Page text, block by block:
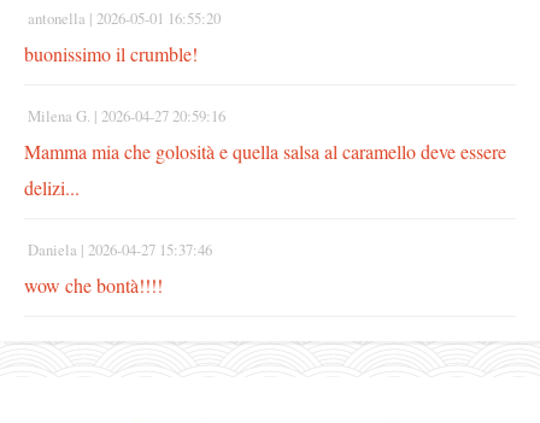
antonella | 2026-05-01 16:55:20
buonissimo il crumble!
Milena G. | 2026-04-27 20:59:16
Mamma mia che golosità e quella salsa al caramello deve essere
delizi...
Daniela | 2026-04-27 15:37:46
wow che bontà!!!!